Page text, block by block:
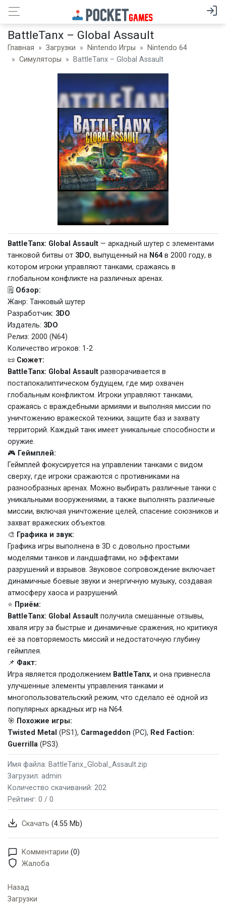
BattleTanx – Global Assault
Главная Загрузки Nintendo Игры
Nintendo 64
Симуляторы
BattleTanx – Global Assault
BattleTanx: Global Assault — аркадный шутер с элементами
танковой битвы от 3DO, выпущенный на N64в 2000 году, в
котором игроки управляют танками, сражаясь в
глобальном конфликте на различных аренах.
🗒️ Обзор:
Жанр: Танковый шутер
Разработчик: 3DO
Издатель: 3DO
Релиз: 2000 (N64)
Количество игроков: 1-2
📜 Сюжет:
BattleTanx: Global Assault разворачивается в
постапокалиптическом будущем, где мир охвачен
глобальным конфликтом. Игроки управляют танками,
сражаясь с враждебными армиями и выполняя миссии по
уничтожению вражеской техники, защите баз и захвату
территорий. Каждый танк имеет уникальные способности и
оружие.
🎮 Геймплей:
Геймплей фокусируется на управлении танками с видом
сверху, где игроки сражаются с противниками на
разнообразных аренах. Можно выбирать различные танки с
уникальными вооружениями, а также выполнять различные
миссии, включая уничтожение целей, спасение союзников и
захват вражеских объектов.
🎨 Графика и звук:
Графика игры выполнена в 3D с довольно простыми
моделями танков и ландшафтами, но эффектами
разрушений и взрывов. Звуковое сопровождение включает
динамичные боевые звуки и энергичную музыку, создавая
атмосферу хаоса и разрушений.
⭐ Приём:
BattleTanx: Global Assault получила смешанные отзывы,
хваля игру за быстрые и динамичные сражения, но критикуя
её за повторяемость миссий и недостаточную глубину
геймплея.
📌 Факт:
Игра является продолжением BattleTanx, и она привнесла
улучшенные элементы управления танками и
многопользовательский режим, что сделало её одной из
популярных аркадных игр на N64.
🎯 Похожие игры:
Twisted Metal (PS1), Carmageddon (PC), Red Faction:
Guerrilla (PS3).
Имя файла: BattleTanx_Global_Assault.zip
Загрузил: admin
Количество скачиваний: 202
Рейтинг: 0 / 0
Скачать (4.55 Mb)
Комментарии (0)
Жалоба
Назад
Загрузки